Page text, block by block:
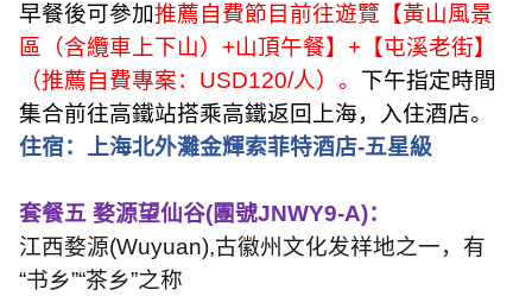
早餐後可參加推薦自費節目前往遊覽【黃山風景
區（含纜車上下山） +山頂午餐】 + 【屯溪老街】
（推薦自費專案： USD120/人）。 下午指定時間
集合前往高鐵站搭乘高鐵返回上海，入住酒店。
住宿：上海北外灘金輝索菲特酒店-五星級
套餐五 婺源望仙谷(團號JNWY9-A)：
江西婺源(Wuyuan),古徽州文化发祥地之一，有
“书乡”“茶乡”之称